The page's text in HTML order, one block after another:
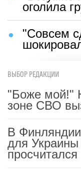
оголила
"Совсем
ВЫБОР РЕДАКЦИИ
"Боже мой!"
зоне СВО
В
для Украины
просчитался